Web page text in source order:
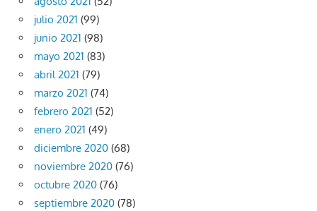
julio 2021 (99)
junio 2021 (98)
mayo 2021 (83)
abril 2021 (79)
marzo 2021 (74)
febrero 2021 (52)
enero 2021 (49)
diciembre 2020 (68)
noviembre 2020 (76)
octubre 2020 (76)
septiembre 2020 (78)